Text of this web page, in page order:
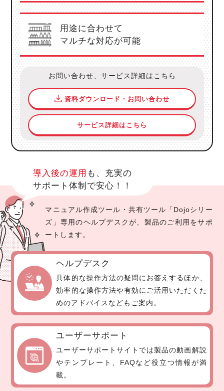
用途に合わせて
マルチな対応が可能
お問い合わせ、サービス詳細はこちら
資料ダウンロード・お問い合わせ
サービス詳細はこちら
導入後の運用 も、充実の
サポート体制で安心！！
マニュアル作成ツール・共有ツール「Dojoシリー
ズ」専用のヘルプデスクが、 製品のご利用をサポ
ートします。
ヘルプデスク
具体的な操作方法の疑問にお答えするほか、
効率的な操作方法や有効にご活用いただくた
めのアドバイスなどもご案内。
ユーザーサポート
ユーザーサポートサイトでは製品の動画解説
やテンプレート、FAQなど役立つ情報が満
載。